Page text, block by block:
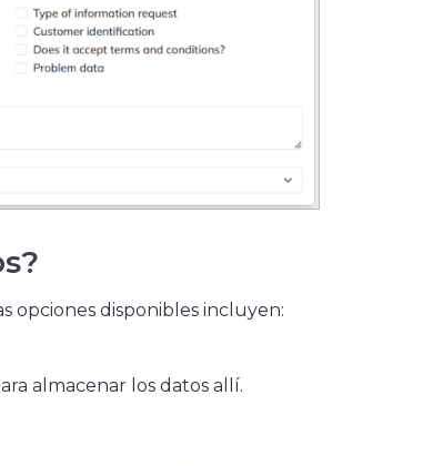
opciones disponibles incluyen:
almacenar los datos allí.